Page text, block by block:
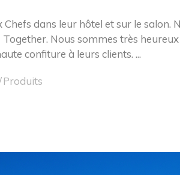
dans leur hôtel et sur le
Nous sommes très
confiture à leurs clients.
Produits